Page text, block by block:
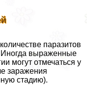
паразитов
Иногда выраженные
могут отмечаться у
заражения
стадию).